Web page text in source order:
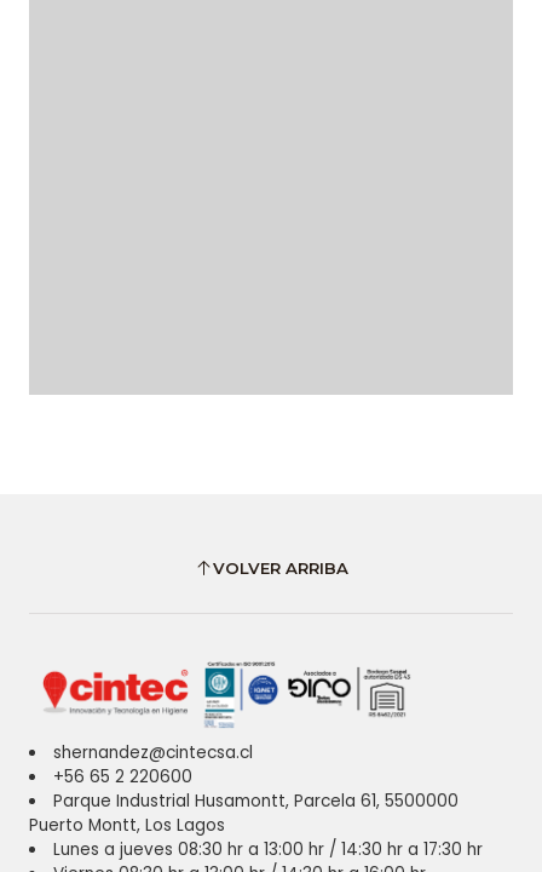
VOLVER ARRIBA
shernandez@cintecsa.cl
+56 65 2 220600
Parque Industrial Husamontt, Parcela 61, 5500000
Puerto Montt, Los Lagos
Lunes a jueves 08:30 hr a 13:00 hr / 14:30 hr a 17:30 hr